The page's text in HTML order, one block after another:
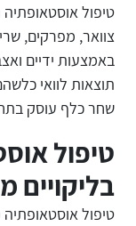
טיפול
צוואר, מפרקים,
באמצעות ידיים
תוצאות לוואי
שחר כלף עוסק
טיפול
בליקויים
טיפול אוסטאופתיה